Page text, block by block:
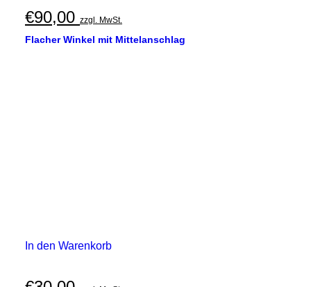
€90,00 zzgl. MwSt.
Flacher Winkel mit Mittelanschlag
In den Warenkorb